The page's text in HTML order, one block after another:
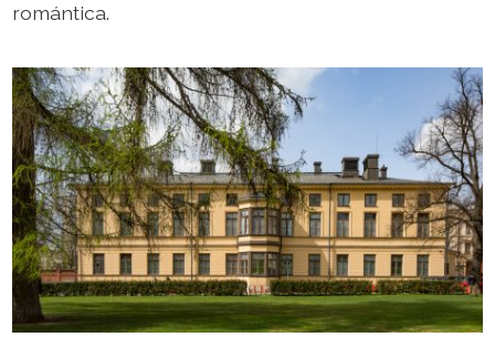
romántica.